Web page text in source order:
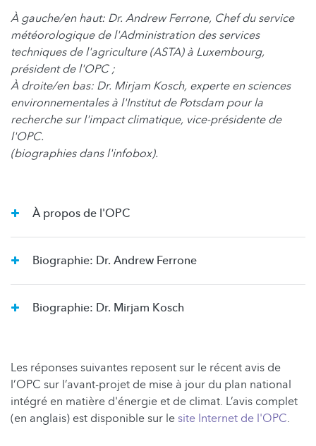
À gauche/en haut: Dr. Andrew Ferrone, Chef du service
météorologique de l'Administration des services
techniques de l'agriculture (ASTA) à Luxembourg,
président de l'OPC ;
À droite/en bas: Dr. Mirjam Kosch, experte en sciences
environnementales à l'Institut de Potsdam pour la
recherche sur l'impact climatique, vice-présidente de
l'OPC.
(biographies dans l'infobox).
À propos de l'OPC
Biographie: Dr. Andrew Ferrone
Biographie: Dr. Mirjam Kosch
Les réponses suivantes reposent sur le récent avis de
l’OPC sur l’avant-projet de mise à jour du plan national
intégré en matière d'énergie et de climat. L’avis complet
(en anglais) est disponible sur le site Internet de l'OPC.